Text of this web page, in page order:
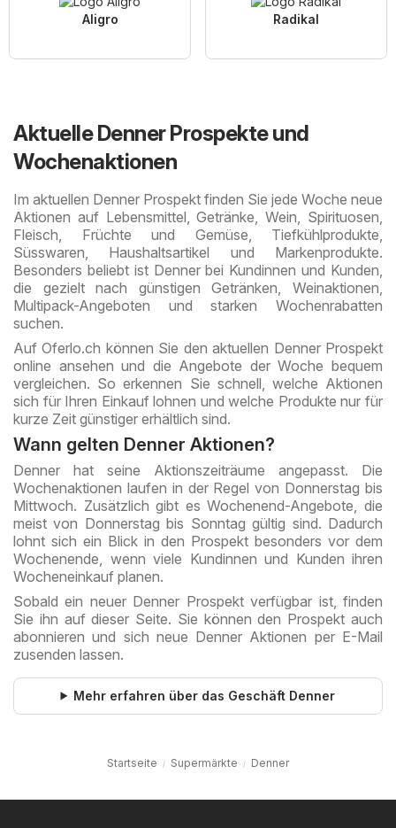
Aligro Radikal
Aktuelle Denner Prospekte und
Wochenaktionen
Im aktuellen Denner Prospekt finden Sie jede Woche neue
Aktionen auf Lebensmittel, Getränke, Wein, Spirituosen,
Fleisch, Früchte und Gemüse, Tiefkühlprodukte,
Süsswaren, Haushaltsartikel und Markenprodukte.
Besonders beliebt ist Denner bei Kundinnen und Kunden,
die gezielt nach günstigen Getränken, Weinaktionen,
Multipack-Angeboten und starken Wochenrabatten
suchen.
Auf Oferlo.ch können Sie den aktuellen Denner Prospekt
online ansehen und die Angebote der Woche bequem
vergleichen. So erkennen Sie schnell, welche Aktionen
sich für Ihren Einkauf lohnen und welche Produkte nur für
kurze Zeit günstiger erhältlich sind.
Wann gelten Denner Aktionen?
Denner hat seine Aktionszeiträume angepasst. Die
Wochenaktionen laufen in der Regel von Donnerstag bis
Mittwoch. Zusätzlich gibt es Wochenend-Angebote, die
meist von Donnerstag bis Sonntag gültig sind. Dadurch
lohnt sich ein Blick in den Prospekt besonders vor dem
Wochenende, wenn viele Kundinnen und Kunden ihren
Wocheneinkauf planen.
Sobald ein neuer Denner Prospekt verfügbar ist, finden
Sie ihn auf dieser Seite. Sie können den Prospekt auch
abonnieren und sich neue Denner Aktionen per E-Mail
zusenden lassen.
Mehr erfahren über das Geschäft Denner
Startseite Supermärkte Denner